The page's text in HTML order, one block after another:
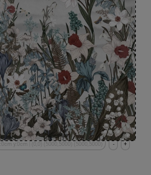
+
-
x:0cm y:0cm | (0,0) (5000,5000) (5000,5000)